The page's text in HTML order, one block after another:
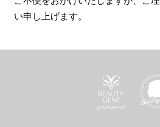
い申し上げます。